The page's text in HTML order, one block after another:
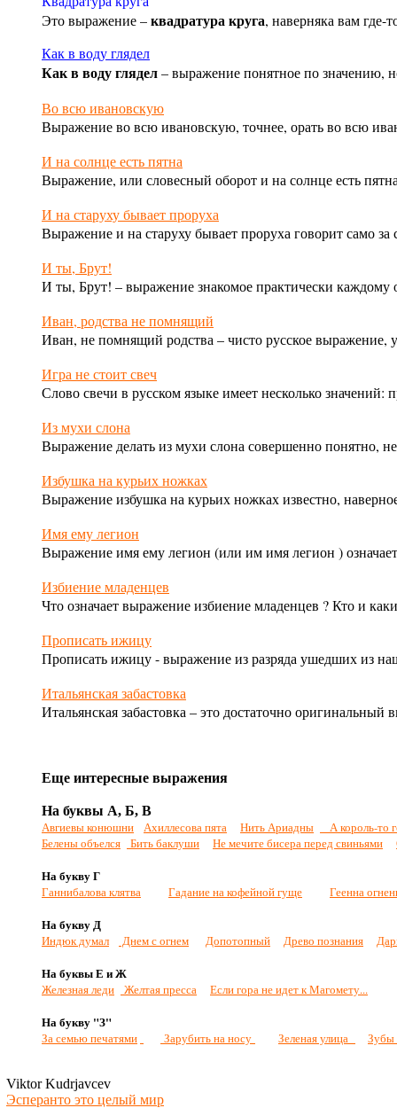
Это выражение –квадратура круга, наверняка вам где-
Как в воду глядел
Как в воду глядел– выражение понятное по значению,
Во всю ивановскую
Выражение во всю ивановскую, точнее, орать во всю
И на солнце есть пятна
Выражение, или словесный оборот и на солнце есть
И на старуху бывает проруха
Выражение и на старуху бывает проруха говорит само за
И ты, Брут!
И ты, Брут! – выражение знакомое практически каждому
Иван, родства не помнящий
Иван, не помнящий родства – чисто русское выражение,
Игра не стоит свеч
Словосвечи в русском языке имеет несколько значений:
Из мухи слона
Выражение делать из мухи слона совершенно понятно,
Избушка на курьих ножках
Выражениеизбушка на курьих ножкахизвестно,
Имя ему легион
Выражениеимя ему легион (или им имя легион )
Избиение младенцев
Что означает выражениеизбиение младенцев ? Кто и
Прописать ижицу
Прописать ижицу- выражение из разряда ушедших из
Итальянская забастовка
Итальянская забастовка – это достаточно оригинальный
Еще интересные выражения
На буквы А, Б, В
Авгиевы конюшни Ахиллесова пята Нить Ариадны
А король-то
Белены объелся
Бить баклуши Не мечите бисера перед свиньями
На букву Г
Ганнибалова клятва Гадание на кофейной гуще Геенна
На букву Д
Индюк думал Днем с огнем Допотопный Древо познания
На буквы Е и Ж
Железная леди Желтая пресса Если гора не идет к Магомету...
На букву "З"
За семью печатями Зарубить на носу Зеленая улица Зубы
Viktor Kudrjavcev
Эсперанто это целый мир